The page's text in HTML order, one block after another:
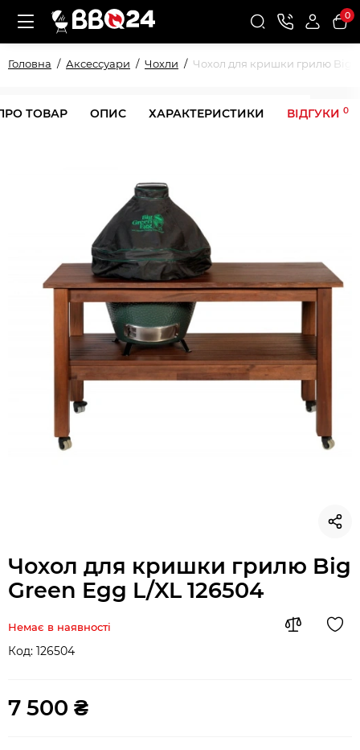
0
Головна Аксессуари Чохли Чохол для кришки грилю Big
ТОВАР ОПИС ХАРАКТЕРИСТИКИ ВІДГУКИ 0
Чохол для кришки грилю Big
Green Egg L/XL 126504
Немає в наявності
Код: 126504
7 500 ₴